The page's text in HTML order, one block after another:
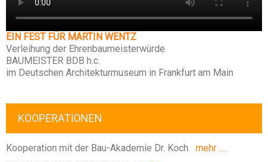
EIN FEST FÜR MARTIN WENTZ
Verleihung der Ehrenbaumeisterwürde
BAUMEISTER BDB h.c.
im Deutschen Architekturmuseum in Frankfurt am Main
KOOPERATIONEN
Kooperation mit der Bau-Akademie Dr. Koch mehr ….